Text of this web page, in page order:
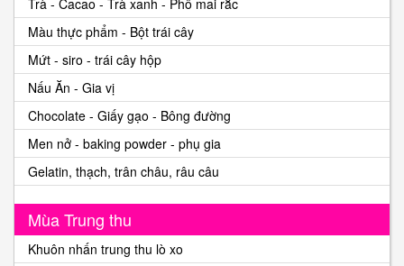
Màu thực phẩm - Bột trái cây
Mứt - siro - trái cây hộp
Nấu Ăn - Gia vị
Chocolate - Giấy gạo - Bông đường
Men nở - baking powder - phụ gia
Gelatin, thạch, trân châu, râu câu
Mùa Trung thu
Khuôn nhấn trung thu lò xo